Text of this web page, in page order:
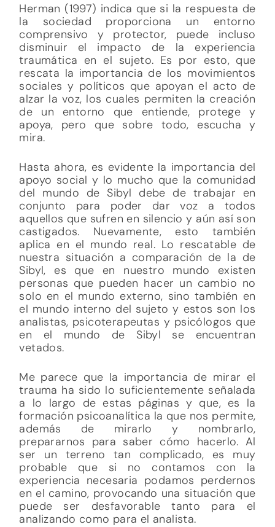
Herman (1997) indica que si la respuesta de
la sociedad proporciona un entorno
comprensivo y protector, puede incluso
disminuir el impacto de la experiencia
traumática en el sujeto. Es por esto, que
rescata la importancia de los movimientos
sociales y políticos que apoyan el acto de
alzar la voz, los cuales permiten la creación
de un entorno que entiende, protege y
apoya, pero que sobre todo, escucha y
mira.
Hasta ahora, es evidente la importancia del
apoyo social y lo mucho que la comunidad
del mundo de Sibyl debe de trabajar en
conjunto para poder dar voz a todos
aquellos que sufren en silencio y aún así son
castigados. Nuevamente, esto también
aplica en el mundo real. Lo rescatable de
nuestra situación a comparación de la de
Sibyl, es que en nuestro mundo existen
personas que pueden hacer un cambio no
solo en el mundo externo, sino también en
el mundo interno del sujeto y estos son los
analistas, psicoterapeutas y psicólogos que
en el mundo de Sibyl se encuentran
vetados.
Me parece que la importancia de mirar el
trauma ha sido lo suficientemente señalada
a lo largo de estas páginas y que, es la
formación psicoanalítica la que nos permite,
además de mirarlo y nombrarlo,
prepararnos para saber cómo hacerlo. Al
ser un terreno tan complicado, es muy
probable que si no contamos con la
experiencia necesaria podamos perdernos
en el camino, provocando una situación que
puede ser desfavorable tanto para el
analizando como para el analista.